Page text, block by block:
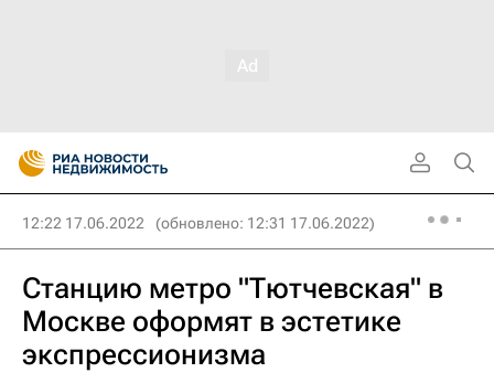
12:22 17.06.2022 (обновлено: 12:31 17.06.2022)
Станцию метро "Тютчевская" в
Москве оформят в эстетике
экспрессионизма